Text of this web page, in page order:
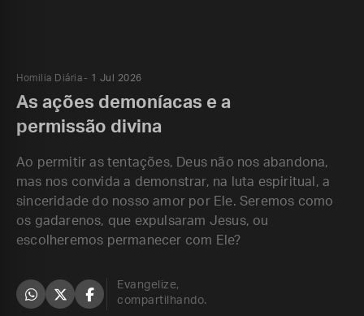
Homilia Diária 1 Jul 2026
As ações demoníacas e a
permissão divina
Ao permitir as tentações, Deus não nos abandona,
mas nos convida a demonstrar, na luta espiritual, a
sinceridade do nosso amor por Ele. Seremos como
os gadarenos, que expulsaram Jesus, ou
escolheremos permanecer com Ele?
Evangelize,
compartilhando.